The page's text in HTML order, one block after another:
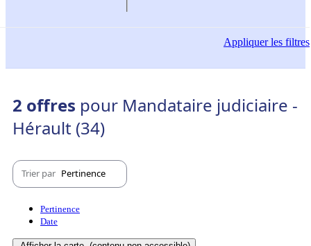
Appliquerles filtres
2 offres pour Mandataire judiciaire -
Hérault (34)
Trier par Pertinence
Pertinence
Date